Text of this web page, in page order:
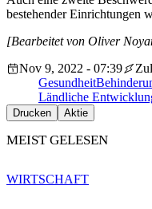
bestehender Einrichtungen
[Bearbeitet von Oliver
Nov 9, 2022 - 07:39
Gesundheit
Ländliche
Drucken Aktie
MEIST GELESEN
WIRTSCHAFT